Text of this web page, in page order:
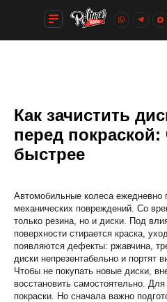
Как зачистить
перед
быстрее
Автомобильные колеса ежедневно
механических повреждений. Со
только резина, но и диски. Под
поверхности стирается краска,
появляются дефекты: ржавчина,
диски непрезентабельно и портят
Чтобы не покупать новые диски,
восстановить самостоятельно.
покраски. Но сначала важно